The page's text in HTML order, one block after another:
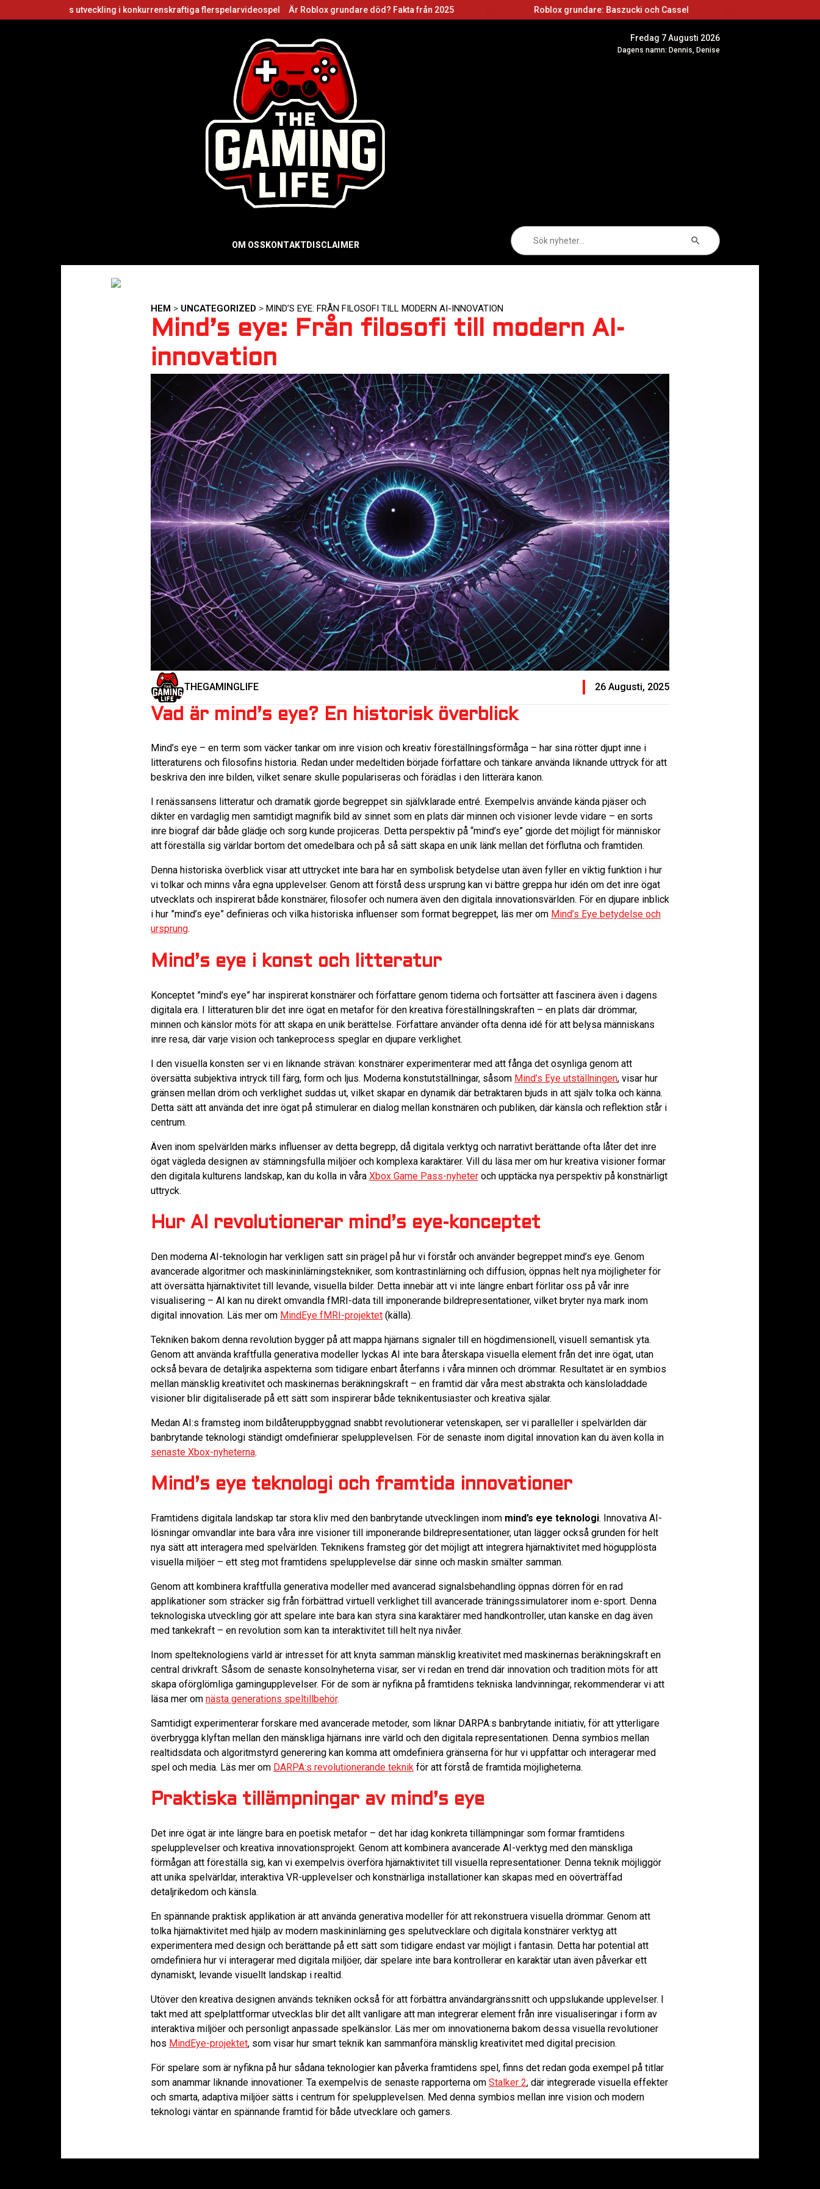
utveckling i konkurrenskraftiga flerspelarvideospel Är Roblox grundare död? Fakta från 2025 Roblox grundare: Baszucki och Cassel
OM OSS KONTAKTDISCLAIMER
Fredag 7 Augusti 2026
Dagens namn: Dennis, Denise
efter:
Sökknapp
HEM > UNCATEGORIZED > MIND’S EYE: FRÅN FILOSOFI TILL MODERN AI-INNOVATION
Mind’s eye: Från filosofi till modern AI-
innovation
THEGAMINGLIFE 26 Augusti, 2025
Vad är mind’s eye? En historisk överblick
Mind’s eye – en term som väcker tankar om inre vision och kreativ föreställningsförmåga – har sina rötter djupt inne i
litteraturens och filosofins historia. Redan under medeltiden började författare och tänkare använda liknande uttryck för att
beskriva den inre bilden, vilket senare skulle populariseras och förädlas i den litterära kanon.
I renässansens litteratur och dramatik gjorde begreppet sin självklarade entré. Exempelvis använde kända pjäser och
dikter en vardaglig men samtidigt magnifik bild av sinnet som en plats där minnen och visioner levde vidare – en sorts
inre biograf där både glädje och sorg kunde projiceras. Detta perspektiv på “mind’s eye” gjorde det möjligt för människor
att föreställa sig världar bortom det omedelbara och på så sätt skapa en unik länk mellan det förflutna och framtiden.
Denna historiska överblick visar att uttrycket inte bara har en symbolisk betydelse utan även fyller en viktig funktion i hur
vi tolkar och minns våra egna upplevelser. Genom att förstå dess ursprung kan vi bättre greppa hur idén om det inre ögat
utvecklats och inspirerat både konstnärer, filosofer och numera även den digitala innovationsvärlden. För en djupare inblick
i hur ”mind’s eye” definieras och vilka historiska influenser som format begreppet, läs mer om Mind’s Eye betydelse och
ursprung.
Mind’s eye i konst och litteratur
Konceptet ”mind’s eye” har inspirerat konstnärer och författare genom tiderna och fortsätter att fascinera även i dagens
digitala era. I litteraturen blir det inre ögat en metafor för den kreativa föreställningskraften – en plats där drömmar,
minnen och känslor möts för att skapa en unik berättelse. Författare använder ofta denna idé för att belysa människans
inre resa, där varje vision och tankeprocess speglar en djupare verklighet.
I den visuella konsten ser vi en liknande strävan: konstnärer experimenterar med att fånga det osynliga genom att
översätta subjektiva intryck till färg, form och ljus. Moderna konstutställningar, såsom Mind’s Eye utställningen, visar hur
gränsen mellan dröm och verklighet suddas ut, vilket skapar en dynamik där betraktaren bjuds in att själv tolka och känna.
Detta sätt att använda det inre ögat på stimulerar en dialog mellan konstnären och publiken, där känsla och reflektion står i
centrum.
Även inom spelvärlden märks influenser av detta begrepp, då digitala verktyg och narrativt berättande ofta låter det inre
ögat vägleda designen av stämningsfulla miljöer och komplexa karaktärer. Vill du läsa mer om hur kreativa visioner formar
den digitala kulturens landskap, kan du kolla in våra Xbox Game Pass-nyheter och upptäcka nya perspektiv på konstnärligt
uttryck.
Hur AI revolutionerar mind’s eye-konceptet
Den moderna AI-teknologin har verkligen satt sin prägel på hur vi förstår och använder begreppet mind’s eye. Genom
avancerade algoritmer och maskininlärningstekniker, som kontrastinlärning och diffusion, öppnas helt nya möjligheter för
att översätta hjärnaktivitet till levande, visuella bilder. Detta innebär att vi inte längre enbart förlitar oss på vår inre
visualisering – AI kan nu direkt omvandla fMRI-data till imponerande bildrepresentationer, vilket bryter nya mark inom
digital innovation. Läs mer om MindEye fMRI-projektet (källa).
Tekniken bakom denna revolution bygger på att mappa hjärnans signaler till en högdimensionell, visuell semantisk yta.
Genom att använda kraftfulla generativa modeller lyckas AI inte bara återskapa visuella element från det inre ögat, utan
också bevara de detaljrika aspekterna som tidigare enbart återfanns i våra minnen och drömmar. Resultatet är en symbios
mellan mänsklig kreativitet och maskinernas beräkningskraft – en framtid där våra mest abstrakta och känsloladdade
visioner blir digitaliserade på ett sätt som inspirerar både teknikentusiaster och kreativa själar.
Medan AI:s framsteg inom bildåteruppbyggnad snabbt revolutionerar vetenskapen, ser vi paralleller i spelvärlden där
banbrytande teknologi ständigt omdefinierar spelupplevelsen. För de senaste inom digital innovation kan du även kolla in
senaste Xbox-nyheterna.
Mind’s eye teknologi och framtida innovationer
Framtidens digitala landskap tar stora kliv med den banbrytande utvecklingen inom mind’s eye teknologi. Innovativa AI-
lösningar omvandlar inte bara våra inre visioner till imponerande bildrepresentationer, utan lägger också grunden för helt
nya sätt att interagera med spelvärlden. Teknikens framsteg gör det möjligt att integrera hjärnaktivitet med högupplösta
visuella miljöer – ett steg mot framtidens spelupplevelse där sinne och maskin smälter samman.
Genom att kombinera kraftfulla generativa modeller med avancerad signalsbehandling öppnas dörren för en rad
applikationer som sträcker sig från förbättrad virtuell verklighet till avancerade träningssimulatorer inom e-sport. Denna
teknologiska utveckling gör att spelare inte bara kan styra sina karaktärer med handkontroller, utan kanske en dag även
med tankekraft – en revolution som kan ta interaktivitet till helt nya nivåer.
Inom spelteknologiens värld är intresset för att knyta samman mänsklig kreativitet med maskinernas beräkningskraft en
central drivkraft. Såsom de senaste konsolnyheterna visar, ser vi redan en trend där innovation och tradition möts för att
skapa oförglömliga gamingupplevelser. För de som är nyfikna på framtidens tekniska landvinningar, rekommenderar vi att
läsa mer om nästa generations speltillbehör.
Samtidigt experimenterar forskare med avancerade metoder, som liknar DARPA:s banbrytande initiativ, för att ytterligare
överbrygga klyftan mellan den mänskliga hjärnans inre värld och den digitala representationen. Denna symbios mellan
realtidsdata och algoritmstyrd generering kan komma att omdefiniera gränserna för hur vi uppfattar och interagerar med
spel och media. Läs mer om DARPA:s revolutionerande teknik för att förstå de framtida möjligheterna.
Praktiska tillämpningar av mind’s eye
Det inre ögat är inte längre bara en poetisk metafor – det har idag konkreta tillämpningar som formar framtidens
spelupplevelser och kreativa innovationsprojekt. Genom att kombinera avancerade AI-verktyg med den mänskliga
förmågan att föreställa sig, kan vi exempelvis överföra hjärnaktivitet till visuella representationer. Denna teknik möjliggör
att unika spelvärldar, interaktiva VR-upplevelser och konstnärliga installationer kan skapas med en oöverträffad
detaljrikedom och känsla.
En spännande praktisk applikation är att använda generativa modeller för att rekonstruera visuella drömmar. Genom att
tolka hjärnaktivitet med hjälp av modern maskininlärning ges spelutvecklare och digitala konstnärer verktyg att
experimentera med design och berättande på ett sätt som tidigare endast var möjligt i fantasin. Detta har potential att
omdefiniera hur vi interagerar med digitala miljöer, där spelare inte bara kontrollerar en karaktär utan även påverkar ett
dynamiskt, levande visuellt landskap i realtid.
Utöver den kreativa designen används tekniken också för att förbättra användargränssnitt och uppslukande upplevelser. I
takt med att spelplattformar utvecklas blir det allt vanligare att man integrerar element från inre visualiseringar i form av
interaktiva miljöer och personligt anpassade spelkänslor. Läs mer om innovationerna bakom dessa visuella revolutioner
hos MindEye-projektet, som visar hur smart teknik kan sammanföra mänsklig kreativitet med digital precision.
För spelare som är nyfikna på hur sådana teknologier kan påverka framtidens spel, finns det redan goda exempel på titlar
som anammar liknande innovationer. Ta exempelvis de senaste rapporterna om Stalker 2, där integrerade visuella effekter
och smarta, adaptiva miljöer sätts i centrum för spelupplevelsen. Med denna symbios mellan inre vision och modern
teknologi väntar en spännande framtid för både utvecklare och gamers.